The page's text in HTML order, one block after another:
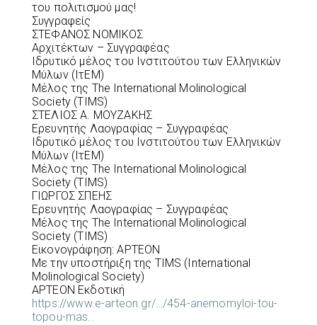
του πολιτισμού μας!
Συγγραφείς
ΣΤΕΦΑΝΟΣ ΝΟΜΙΚΟΣ
Αρχιτέκτων – Συγγραφέας
Ιδρυτικό μέλος του Ινστιτούτου των Ελληνικών
Μύλων (ΙτΕΜ)
Μέλος της The International Molinological
Society (TIMS)
ΣΤΕΛΙΟΣ Α. ΜΟΥΖΑΚΗΣ
Ερευνητής Λαογραφίας – Συγγραφέας
Ιδρυτικό μέλος του Ινστιτούτου των Ελληνικών
Μύλων (ΙτΕΜ)
Μέλος της The International Molinological
Society (TIMS)
ΓΙΩΡΓΟΣ ΣΠΕΗΣ
Ερευνητής Λαογραφίας – Συγγραφέας
Μέλος της The International Molinological
Society (TIMS)
Εικονογράφηση: ΑΡΤΕΟΝ
Με την υποστήριξη της TIMS (International
Molinological Society)
ΑΡΤΕΟΝ Εκδοτική
https://www.e-arteon.gr/…/454-anemomyloi-tou-
topou-mas..